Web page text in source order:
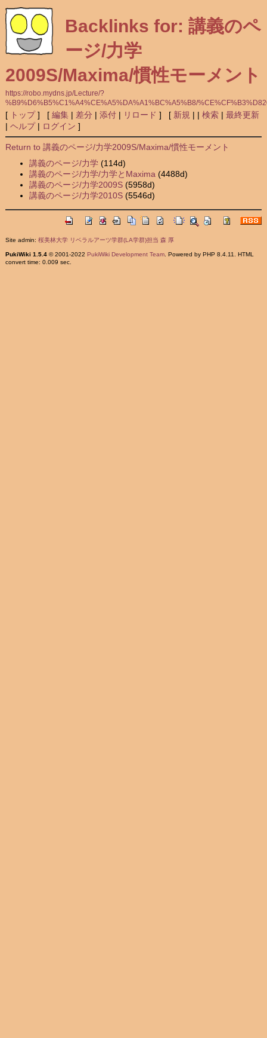
Backlinks for: 講義のペ
ージ/力学
2009S/Maxima/慣性モーメント
https://robo.mydns.jp/Lecture/?
%B9%D6%B5%C1%A4%CE%A5%DA%A1%BC%A5%B8/
[ トップ] [ 編集| 差分 | 添付| リロード ] [ 新規 | | 検索| 最終更新
| ヘルプ| ログイン ]
Return to 講義のページ/力学2009S/Maxima/慣性モーメント
講義のページ/力学(114d)
講義のページ/力学/力学とMaxima (4488d)
講義のページ/力学2009S(5958d)
講義のページ/力学2010S(5546d)
Site admin: 桜美林大学 リベラルアーツ学群(LA学群)担当 森 厚
PukiWiki 1.5.4© 2001-2022 PukiWiki Development Team. Powered by PHP 8.4.11. HTML
convert time: 0.009 sec.